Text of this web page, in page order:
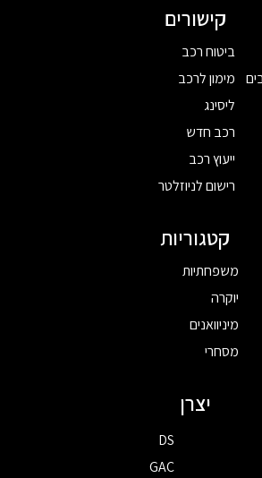
קישורים
ביטוח רכב
מימון לרכב
ליסינג
רכב חדש
ייעוץ רכב
רישום לניוזלטר
קטגוריות
משפחתיות
יוקרה
מיניוואנים
מסחרי
יצרן
DS
GAC